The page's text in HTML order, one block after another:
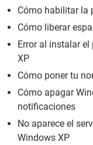
Cómo habilitar la
Cómo liberar
Error al instalar
XP
Cómo poner tu
Cómo apagar
notificaciones
No aparece el
Windows XP